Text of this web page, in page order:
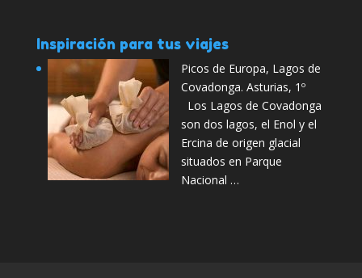
Inspiración para tus viajes
Picos de Europa, Lagos de
Covadonga. Asturias, 1º
Los Lagos de Covadonga
son dos lagos, el Enol y el
Ercina de origen glacial
situados en Parque
Nacional …